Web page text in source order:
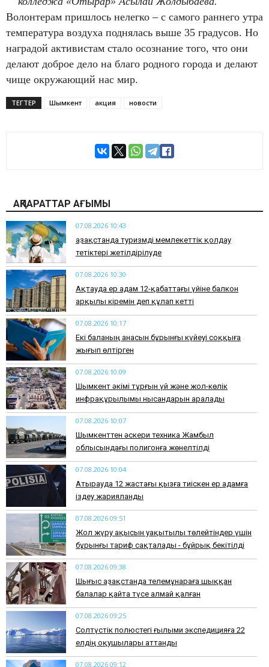
Волонтерам пришлось нелегко – с самого раннего утра
температура воздуха поднялась выше 35 градусов. Но
наградой активистам стало осознание того, что они
делают доброе дело на благо родного города и делают
чище окружающий нас мир.
ТЕГТЕР Шымкент акция новости
АҚПАРАТТАР АҒЫМЫ
07.08.2026 10:43
Қазақстанда туризмді мемлекеттік қолдау
тетіктері жетілдірілуде
07.08.2026 10:30
Ақтауда ер адам 12-қабаттағы үйіне балкон
арқылы кіремін деп құлап кетті
07.08.2026 10:17
Екі баланың анасын бұрынғы күйеуі соққыға
жығып өлтірген
07.08.2026 10:09
Шымкент әкімі тұрғын үй және жол-көлік
инфрақұрылымы нысандарын аралады
07.08.2026 10:07
​Шымкенттен әскери техника Жамбыл
облысындағы полигонға жөнелтілді
07.08.2026 10:04
Атырауда 12 жастағы қызға тиіскен ер адамға
іздеу жарияланды
07.08.2026 09:51
Жол жүру ақысын уақытылы төлейтіндер үшін
бұрынғы тариф сақталады - бұйрық бекітілді
07.08.2026 09:38
Шығыс Қазақстанда телемұнараға шыққан
балалар қайта түсе алмай қалған
07.08.2026 09:25
Солтүстік полюстегі ғылыми экспедицияға 22
елдің оқушылары аттанды
07.08.2026 09:12